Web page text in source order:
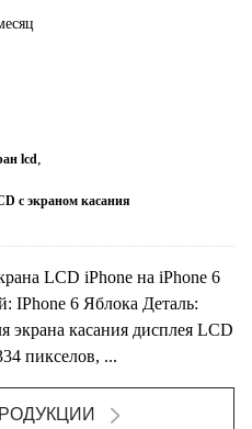
lcd
с экраном касания
LCD iPhone на iPhone 6
IPhone 6 Яблока Деталь:
экрана касания дисплея LCD
пикселов, ...